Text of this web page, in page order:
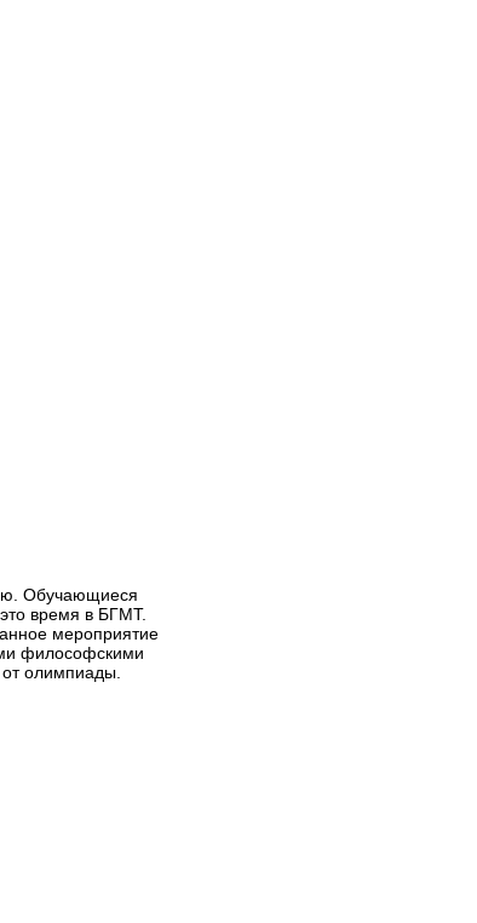
Обучающиеся
время в БГМТ.
мероприятие
философскими
от олимпиады.